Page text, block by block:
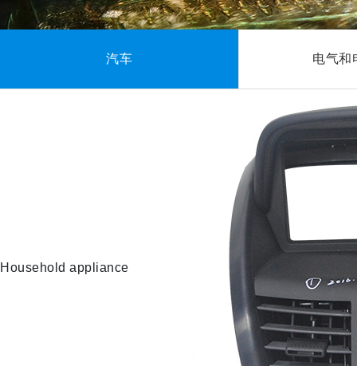
汽车 电气和
Household appliance